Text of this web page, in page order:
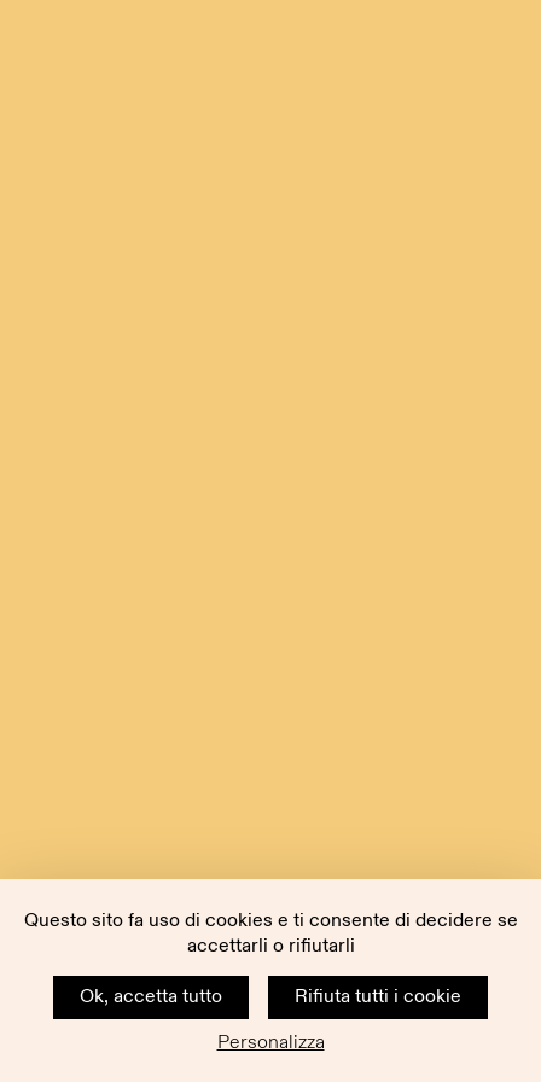
Questo sito fa uso di cookies e ti consente di decidere se
accettarli o rifiutarli
Ok, accetta tutto
Rifiuta tutti i cookie
Personalizza